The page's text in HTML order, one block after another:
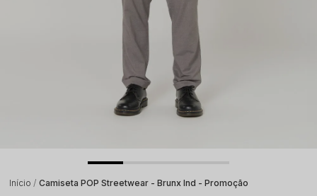
Início Camiseta POP Streetwear - Brunx Ind - Promoção